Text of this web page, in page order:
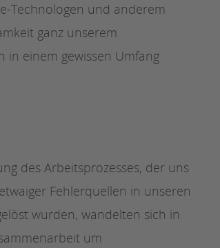
Technologen und anderem
ganz unserem
in einem gewissen Umfang
des Arbeitsprozesses, der uns
Fehlerquellen in unseren
wurden, wandelten sich in
um